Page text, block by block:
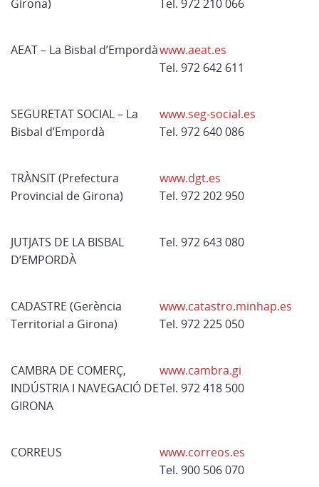
Girona)
Tel. 972 210 066
AEAT – La Bisbal d’Empordàwww.aeat.es
Tel. 972 642 611
SEGURETAT SOCIAL – La
Bisbal d’Empordà
www.seg-social.es
Tel. 972 640 086
TRÀNSIT (Prefectura
Provincial de Girona)
www.dgt.es
Tel. 972 202 950
JUTJATS DE LA BISBAL
D’EMPORDÀ
Tel. 972 643 080
CADASTRE (Gerència
Territorial a Girona)
www.catastro.minhap.es
Tel. 972 225 050
CAMBRA DE COMERÇ,
INDÚSTRIA I NAVEGACIÓ DE
GIRONA
www.cambra.gi
Tel. 972 418 500
CORREUS
www.correos.es
Tel. 900 506 070